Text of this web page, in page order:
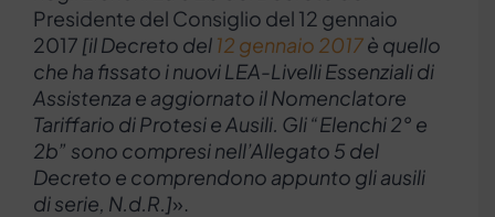
Presidente del Consiglio del 12 gennaio
2017 [il Decreto del 12 gennaio 2017è quello
che ha fissato i nuovi LEA-Livelli Essenziali di
Assistenza e aggiornato il Nomenclatore
Tariffario di Protesi e Ausili. Gli “Elenchi 2° e
2b” sono compresi nell’Allegato 5 del
Decreto e comprendono appunto gli ausili
di serie, N.d.R.]».